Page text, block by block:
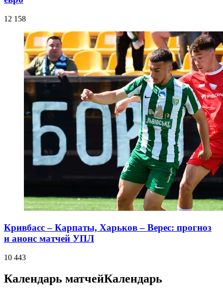
12 158
Кривбасс – Карпаты, Харьков – Верес: прогноз
и анонс матчей УПЛ
10 443
Календарь матчейКалендарь